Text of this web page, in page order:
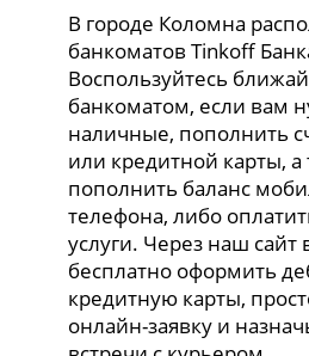
В городе Коломна
банкоматов Tinkoff
Воспользуйтесь
банкоматом, если вам
наличные, пополнить
или кредитной карты, а
пополнить баланс
телефона, либо
услуги. Через наш
бесплатно оформить
кредитную карты,
онлайн-заявку и